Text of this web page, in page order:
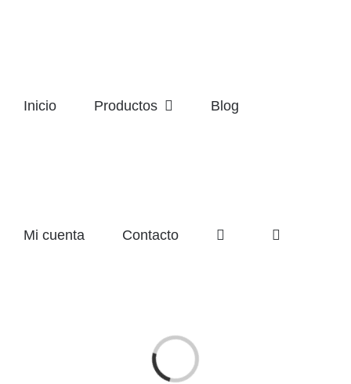
Inicio Productos Blog
Mi cuenta Contacto
Cargando...